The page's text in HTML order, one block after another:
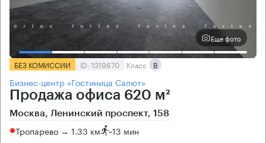
Еще фото
БЕЗ КОМИССИИ ID: 1319670 Класс B
Бизнес-центр «Гостиница Салют»
Продажа офиса 620 м²
Москва, Ленинский проспект, 158
Тропарево → 1.33 км ~13 мин